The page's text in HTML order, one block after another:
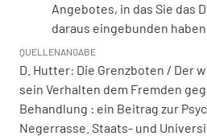
Angebotes, in das Sie das
daraus eingebunden haben
QUELLENANGABE
D. Hutter: Die Grenzboten / Der
sein Verhalten dem Fremden
Behandlung : ein Beitrag zur
Negerrasse. Staats- und